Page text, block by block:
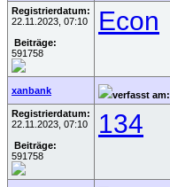
Registrierdatum:
22.11.2023, 07:10
Beiträge:
591758
Econ
xanbank verfasst am:
Registrierdatum:
22.11.2023, 07:10
Beiträge:
591758
134